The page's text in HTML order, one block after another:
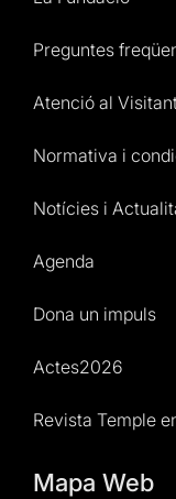
Preguntes
Atenció al
Normativa i
Notícies i
Agenda
Dona un impuls
Actes2026
Revista Temple
Mapa Web